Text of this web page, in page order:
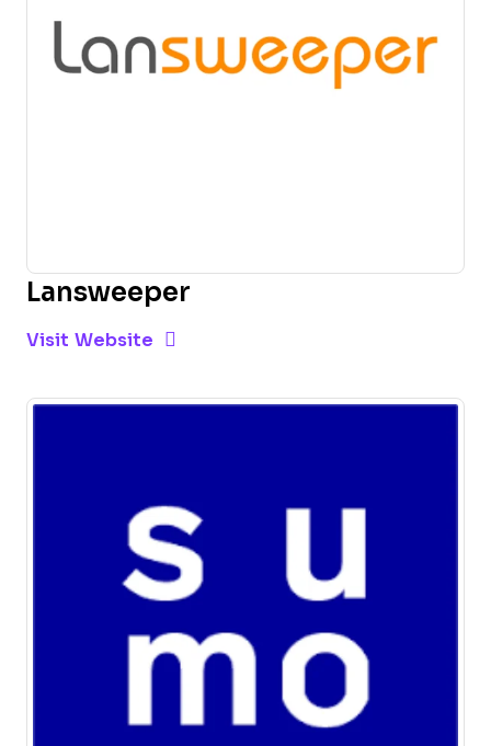
Lansweeper
Visit Website Opens New Window